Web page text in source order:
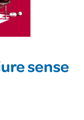
sense